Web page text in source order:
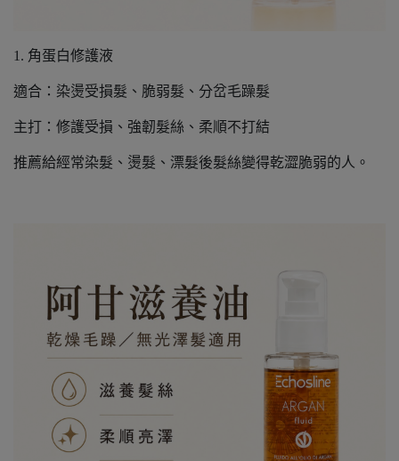
1. 角蛋白修護液
適合：染燙受損髮、脆弱髮、分岔毛躁髮
主打：修護受損、強韌髮絲、柔順不打結
推薦給經常染髮、燙髮、漂髮後髮絲變得乾澀脆弱的人。